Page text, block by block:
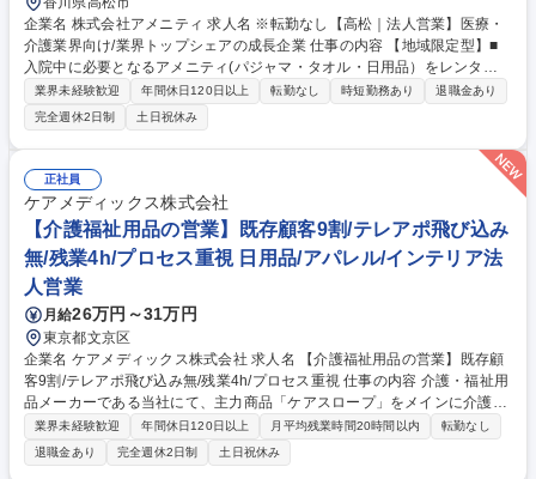
企業名 株式会社アメニティ 求人名 ※転勤なし【高松｜法人営業】医療・
介護業界向け/業界トップシェアの成長企業 仕事の内容 【地域限定型】■
入院中に必要となるアメニティ(パジャマ・タオル・日用品）をレンタル
するアメニティサポートシステムを提供している当社にて、病院・介護施
設向けの提案営業をお任せ致します。 アメニティのレンタルサービスの提
案だけでなく、人材派遣・紹介等幅広く事業展開しているため、多角的に
提案ができることもポイントの一つです。社会貢献性も高く、今後の高齢
化社会において成長が見込める産業です。 また、病院や介護施設の業務軽
減に貢献する事で、患者様、利用者様へのサービス向上に直結する為、大
変やりがいのあるお仕事です。 ★2007年の設立以来、従業員数2,600名を
超える企業に成長した優良企業！ 募集職種 ※転勤なし【高松｜法人営
業】医療・介護業界向け/業界トップシェアの成長企業
業界未経験歓迎 年間休日120日以上 転勤なし 時短勤務あり
退職金あり
完全週休2日制
土日祝休み
正社員
ケアメディックス株式会社
【介護福祉用品の営業】既存顧客9割/テレアポ飛び込み
無/残業4h/プロセス重視 日用品/アパレル/インテリア法
人営業
月給26万円～31万円
東京都文京区
企業名 ケアメディックス株式会社 求人名 【介護福祉用品の営業】既存顧
客9割/テレアポ飛び込み無/残業4h/プロセス重視 仕事の内容 介護・福祉用
品メーカーである当社にて、主力商品「ケアスロープ」をメインに介護福
祉用品の販売営業をお任せします。既存顧客が9割であり、テレアポや飛
び込みはございません。ノルマは無く、プロセス重視です 【商材】車いす
用スロープ/防水シーツ/移乗具など 【顧客】福祉用具レンタル事業者/介護
業界未経験歓迎 年間休日120日以上 月平均残業時間20時間以内
転勤なし
退職金あり
完全週休2日制 土日祝休み